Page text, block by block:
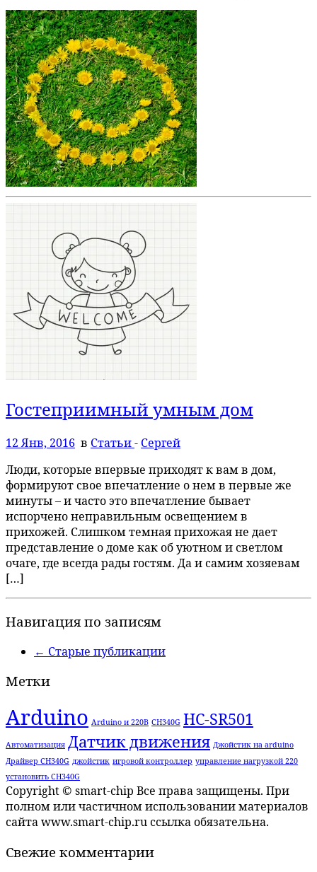
Гостеприимный умным дом
12 Янв, 2016 в Статьи- Сергей
Люди, которые впервые приходят к вам в дом,
формируют свое впечатление о нем в первые же
минуты – и часто это впечатление бывает
испорчено неправильным освещением в
прихожей. Слишком темная прихожая не дает
представление о доме как об уютном и светлом
очаге, где всегда рады гостям. Да и самим хозяевам
[…]
Навигация по записям
← Старые публикации
Метки
Arduino Arduino и 220В CH340G HC-SR501
Автоматизация Датчик движения Джойстик на arduino
Драйвер CH340G джойстик игровой контроллер управление нагрузкой 220
установить CH340G
Copyright © smart-chip Все права защищены. При
полном или частичном использовании материалов
сайта www.smart-chip.ru ссылка обязательна.
Свежие комментарии